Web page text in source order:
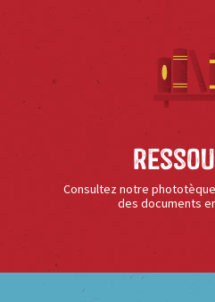
Consultez notre
des documents